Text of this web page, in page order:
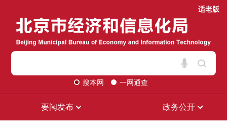
适老版
搜本网 一网通查
要闻发布 政务公开